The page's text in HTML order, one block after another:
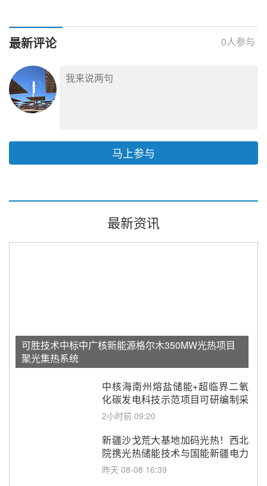
最新评论 0人参与
马上参与
最新资讯
可胜技术中标中广核新能源格尔木350MW光热项目
聚光集热系统
中核海南州熔盐储能+超临界二氧
化碳发电科技示范项目可研编制采
购
2小时前 09:20
新疆沙戈荒大基地加码光热！西北
院携光热储能技术与国能新疆电力
深化战略合作
昨天 08-08 16:39